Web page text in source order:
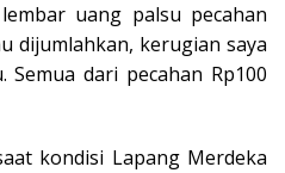
uang palsu pecahan
dijumlahkan, kerugian saya
dari pecahan Rp100
kondisi Lapang Merdeka